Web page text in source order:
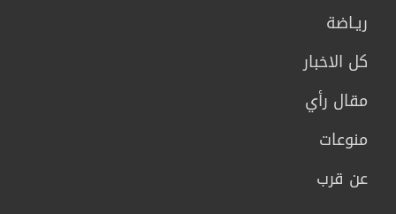
ريـاضة
كل الاخبار
مقال رأي
منوعات
عن قرب